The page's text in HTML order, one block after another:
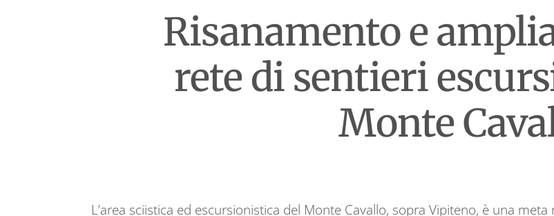
Risanamento e
rete di sentieri
Monte
L’area sciistica ed escursionistica del Monte Cavallo, sopra Vipiteno, è una